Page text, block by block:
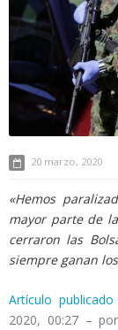
20 marzo, 2020
«Hemos
mayor parte de
cerraron las
siempre ganan
Artículo
2020, 00:27 – por